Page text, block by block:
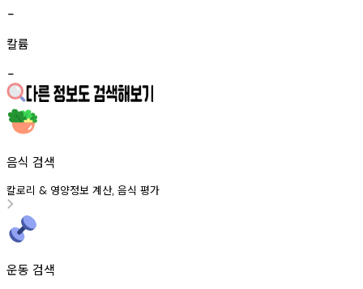
-
칼륨
-
음식 검색
칼로리 & 영양정보 계산, 음식 평가
운동 검색